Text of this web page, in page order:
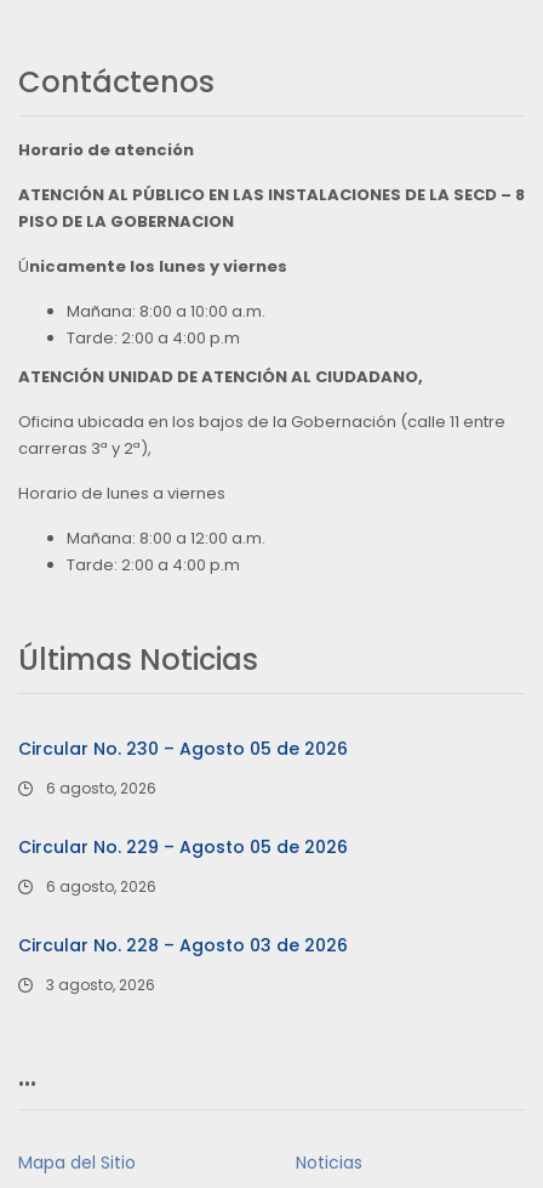
Contáctenos
Horario de atención
ATENCIÓN AL PÚBLICO EN LAS INSTALACIONES DE LA SECD – 8
PISO DE LA GOBERNACION
Únicamente los lunes y viernes
Mañana: 8:00 a 10:00 a.m.
Tarde: 2:00 a 4:00 p.m
ATENCIÓN UNIDAD DE ATENCIÓN AL CIUDADANO,
Oficina ubicada en los bajos de la Gobernación (calle 11 entre
carreras 3ª y 2ª),
Horario de lunes a viernes
Mañana: 8:00 a 12:00 a.m.
Tarde: 2:00 a 4:00 p.m
Últimas Noticias
Circular No. 230 – Agosto 05 de 2026
6 agosto, 2026
Circular No. 229 – Agosto 05 de 2026
6 agosto, 2026
Circular No. 228 – Agosto 03 de 2026
3 agosto, 2026
…
Mapa del Sitio Noticias